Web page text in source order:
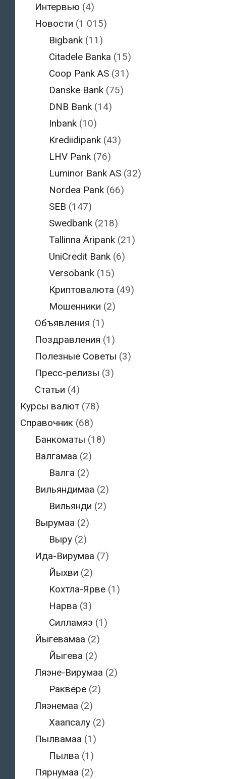
Интервью (4)
Новости (1 015)
Bigbank (11)
Citadele Banka (15)
Coop Pank AS (31)
Danske Bank (75)
DNB Bank (14)
Inbank (10)
Krediidipank (43)
LHV Pank (76)
Luminor Bank AS (32)
Nordea Pank (66)
SEB (147)
Swedbank (218)
Tallinna Äripank (21)
UniCredit Bank (6)
Versobank (15)
Криптовалюта (49)
Мошенники (2)
Объявления (1)
Поздравления (1)
Полезные Советы (3)
Пресс-релизы (3)
Статьи (4)
Курсы валют (78)
Справочник (68)
Банкоматы (18)
Валгамаа (2)
Валга (2)
Вильяндимаа (2)
Вильянди (2)
Вырумаа (2)
Выру (2)
Ида-Вирумаа (7)
Йыхви (2)
Кохтла-Ярве (1)
Нарва (3)
Силламяэ (1)
Йыгевамаа (2)
Йыгева (2)
Ляэне-Вирумаа (2)
Раквере (2)
Ляэнемаа (2)
Хаапсалу (2)
Пылвамаа (1)
Пылва (1)
Пярнумаа (2)